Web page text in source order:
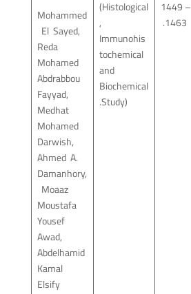
1449 –
1463.
(Histological
,
Immunohis
tochemical
and
Biochemical
Study).
Mohammed
El Sayed,
Reda
Mohamed
Abdrabbou
Fayyad,
Medhat
Mohamed
Darwish,
Ahmed A.
Damanhory,
Moaaz
Moustafa
Yousef
Awad,
Abdelhamid
Kamal
Elsify